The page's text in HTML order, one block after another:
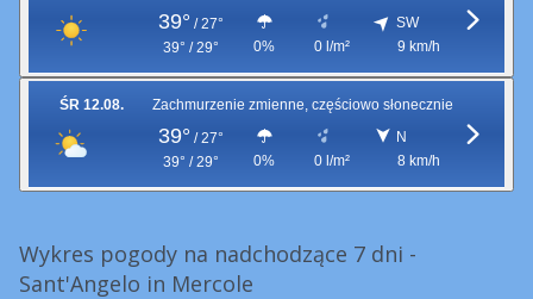
39° / 27°
39° / 29°
0% 0 l/m²
SW
9 km/h
ŚR 12.08. Zachmurzenie zmienne, częściowo słonecznie
39° / 27°
39° / 29°
0% 0 l/m²
N
8 km/h
Wykres pogody na nadchodzące 7 dni -
Sant'Angelo in Mercole